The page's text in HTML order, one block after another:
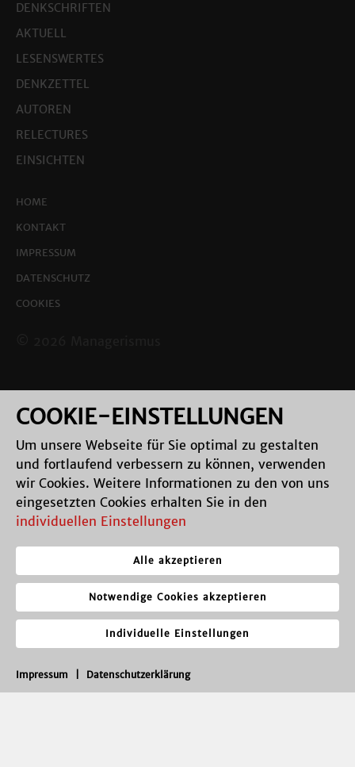
DENKSCHRIFTEN
AKTUELL
LESENSWERTES
DENKZETTEL
AUTOREN
RELECTURES
EINSICHTEN
HOME
KONTAKT
IMPRESSUM
DATENSCHUTZ
COOKIES
COOKIE-EINSTELLUNGEN
Um unsere Webseite für Sie optimal zu gestalten
und fortlaufend verbessern zu können, verwenden
wir Cookies. Weitere Informationen zu den von uns
eingesetzten Cookies erhalten Sie in den
individuellen Einstellungen
Alle akzeptieren
Notwendige Cookies akzeptieren
Impressum Datenschutzerklärung
Individuelle Einstellungen